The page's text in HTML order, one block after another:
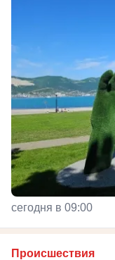
сегодня в 09:00
Происшествия